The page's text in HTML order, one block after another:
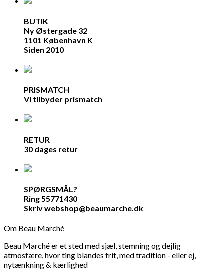
BUTIK
Ny Østergade 32
1101 København K
Siden 2010
PRISMATCH
Vi tilbyder prismatch
RETUR
30 dages retur
SPØRGSMÅL?
Ring 55771430
Skriv webshop@beaumarche.dk
Om Beau Marché
Beau Marché er et sted med sjæl, stemning og dejlig
atmosfære, hvor ting blandes frit, med tradition - eller ej,
nytænkning & kærlighed